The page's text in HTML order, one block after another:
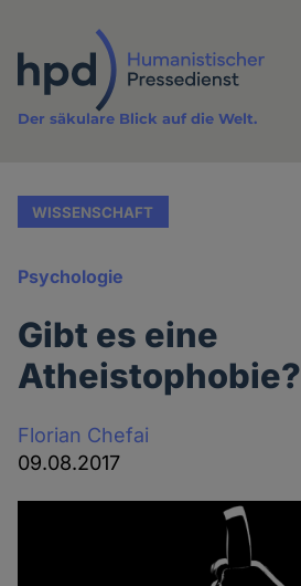
Inhalt
Der säkulare Blick auf die Welt.
WISSENSCHAFT
Psychologie
Gibt es eine
Atheistophobie?
Florian Chefai
09.08.2017